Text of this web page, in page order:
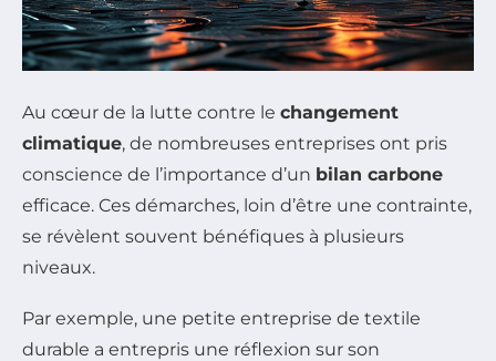
Au cœur de la lutte contre le changement
climatique, de nombreuses entreprises ont pris
conscience de l’importance d’un bilan carbone
efficace. Ces démarches, loin d’être une contrainte,
se révèlent souvent bénéfiques à plusieurs
niveaux.
Par exemple, une petite entreprise de textile
durable a entrepris une réflexion sur son